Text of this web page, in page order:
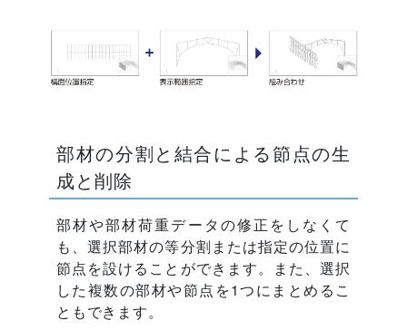
部材の分割と結合による節点の生
成と削除
部材や部材荷重データの修正をしなくて
も、選択部材の等分割または指定の位置に
節点を設けることができます。また、選択
した複数の部材や節点を1つにまとめるこ
ともできます。